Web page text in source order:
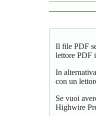
Il file PDF
lettore PDF
In
con un
Se vuoi
Highwire